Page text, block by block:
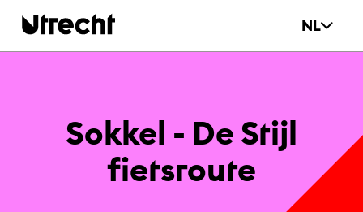
NL
Sok­kel - De Sti­jl
fiets­rou­te